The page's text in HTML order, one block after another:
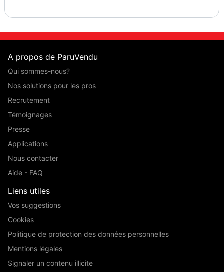
A propos de ParuVendu
Qui sommes-nous?
Nos solutions pour les pros
Recrutement
Témoignages
Presse
Applications
Nous contacter
Aide - FAQ
Liens utiles
Vos suggestions
Cookies
Politique de protection des données personnelles
Mentions légales
Signaler un contenu illicite